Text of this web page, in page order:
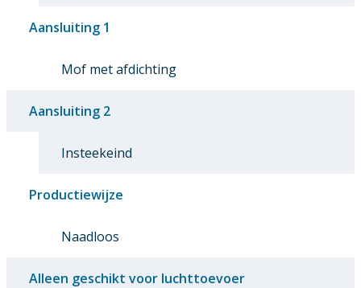
Aansluiting 1
Mof met afdichting
Aansluiting 2
Insteekeind
Productiewijze
Naadloos
Alleen geschikt voor luchttoevoer